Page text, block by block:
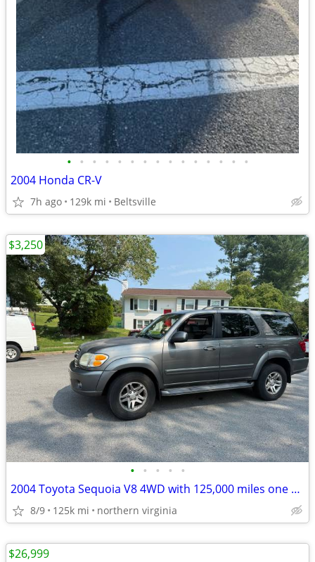
• • • • • • • • • • • • • • •
2004 Honda CR-V
7h ago 129k mi Beltsville
• • • • •
2004 Toyota Sequoia V8 4WD with 125,000 miles one owner
8/9 125k mi northern virginia
$3,250
$26,999